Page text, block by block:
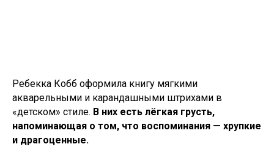
Ребекка Кобб оформила книгу мягкими
акварельными и карандашными штрихами в
«детском» стиле. В них есть лёгкая грусть,
напоминающая о том, что воспоминания — хрупкие
и драгоценные.